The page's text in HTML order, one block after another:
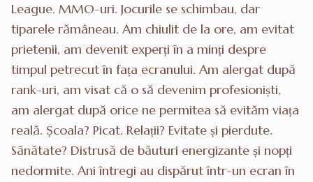
League. MMO-uri. Jocurile se schimbau, dar
tiparele rămâneau. Am chiulit de la ore, am evitat
prietenii, am devenit experți în a minți despre
timpul petrecut în fața ecranului. Am alergat după
rank-uri, am visat că o să devenim profesioniști,
am alergat după orice ne permitea să evităm viața
reală. Școala? Picat. Relații? Evitate și pierdute.
Sănătate? Distrusă de băuturi energizante și nopți
nedormite. Ani întregi au dispărut într-un ecran în